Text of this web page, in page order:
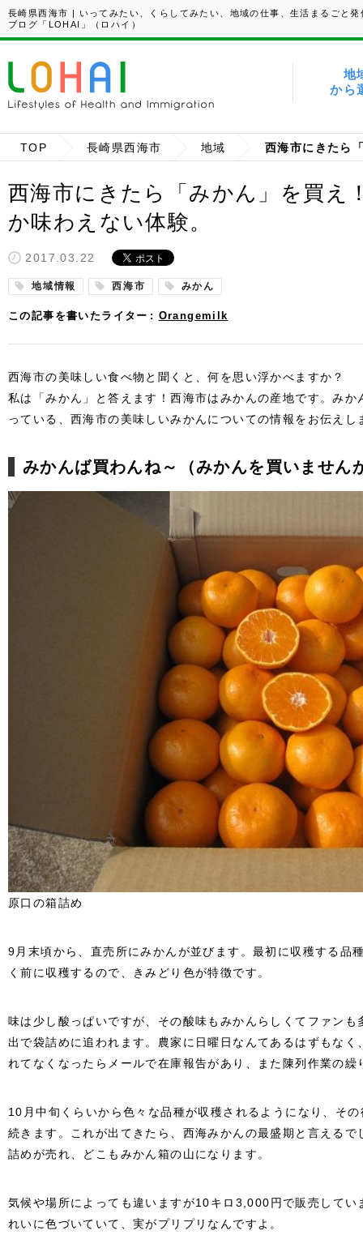
長崎県西海市 | いってみたい、くらしてみたい、地域の仕事、生活まるごと発
ブログ「LOHAI」（ロハイ）
地
から
TOP 長崎県西海市 地域
西海市にきたら「みかん」を買え
か味わえない体験。
2017.03.22
地域情報 西海市 みかん
この記事を書いたライター Orangemilk
西海市の美味しい食べ物と聞くと、何を思い浮かべますか？
私は「みかん」と答えます！西海市はみかんの産地です。み
っている、西海市の美味しいみかんについての情報をお伝えし
みかんば買わんね～（みかんを買いません
原口の箱詰め
9月末頃から、直売所にみかんが並びます。最初に収穫する品
く前に収穫するので、きみどり色が特徴です。
味は少し酸っぱいですが、その酸味もみかんらしくてファン
出で袋詰めに追われます。農家に日曜日なんてあるはずもな
れてなくなったらメールで在庫報告があり、また陳列作業の繰
10月中旬くらいから色々な品種が収穫されるようになり、そ
続きます。これが出てきたら、西海みかんの最盛期と言える
詰めが売れ、どこもみかん箱の山になります。
気候や場所によっても違いますが10キロ3,000円で販売してい
れいに色づいていて、実がプリプリなんですよ。